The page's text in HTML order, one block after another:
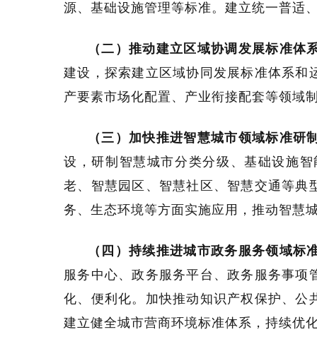
源、基础设施管理等标准。建立统一普适
（二）推动建立区域协调发展标准体
建设，探索建立区域协同发展标准体系
产要素市场化配置、产业衔接配套等领域
（三）加快推进智慧城市领域标准研
设，研制智慧城市分类分级、基础设施
老、智慧园区、智慧社区、智慧交通等
务、生态环境等方面实施应用，推动智慧
（四）持续推进城市政务服务领域标
服务中心、政务服务平台、政务服务事
化、便利化。加快推动知识产权保护、
建立健全城市营商环境标准体系，持续优